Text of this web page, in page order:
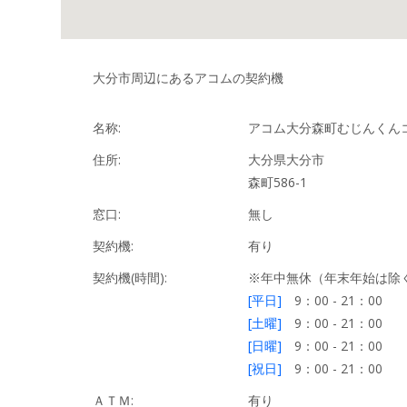
大分市周辺にあるアコムの契約機
名称:
アコム大分森町むじんくん
住所:
大分県大分市
森町586-1
窓口:
無し
契約機:
有り
契約機(時間):
※年中無休（年末年始は除
[平日] 9：00 - 21：00
[土曜] 9：00 - 21：00
[日曜] 9：00 - 21：00
[祝日] 9：00 - 21：00
ＡＴＭ:
有り